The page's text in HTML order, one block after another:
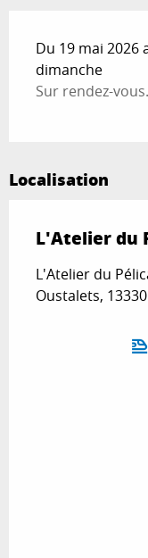
Du 19 mai 2026
dimanche
Sur rendez-vous.
Localisation
L'Atelier du
L'Atelier du
Oustalets,